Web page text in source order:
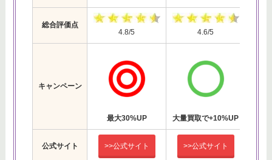
総合評価点
4.8/5
4.6/5
キャンペーン
最大30%UP 大量買取で+10%UP
公式サイト >>公式サイト >>公式サイト